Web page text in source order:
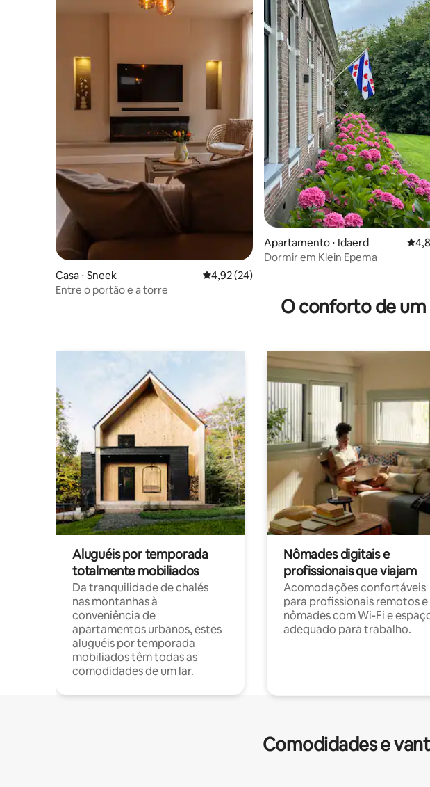
Casa ⋅ Sneek 4,92 de uma avaliação média de 5, 24 avaliações
4,92 (24)
Entre o portão e a torre
Apartamento ⋅ Idaerd 4,87
Dormir em Klein Epema
O conforto de um
Aluguéis por temporada
totalmente mobiliados
Da tranquilidade de chalés
nas montanhas à
conveniência de
apartamentos urbanos, estes
aluguéis por temporada
mobiliados têm todas as
comodidades de um lar.
Nômades digitais e
profissionais que viajam
Acomodações confortáveis
para profissionais remotos e
nômades com Wi-Fi e
adequado para trabalho.
Comodidades e